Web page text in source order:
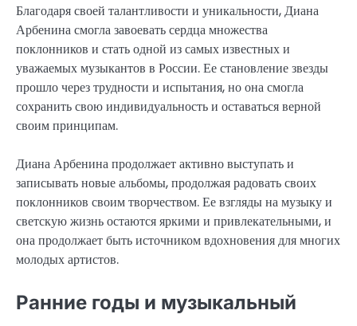
Благодаря своей талантливости и уникальности, Диана
Арбенина смогла завоевать сердца множества
поклонников и стать одной из самых известных и
уважаемых музыкантов в России. Ее становление звезды
прошло через трудности и испытания, но она смогла
сохранить свою индивидуальность и оставаться верной
своим принципам.
Диана Арбенина продолжает активно выступать и
записывать новые альбомы, продолжая радовать своих
поклонников своим творчеством. Ее взгляды на музыку и
светскую жизнь остаются яркими и привлекательными, и
она продолжает быть источником вдохновения для многих
молодых артистов.
Ранние годы и музыкальный